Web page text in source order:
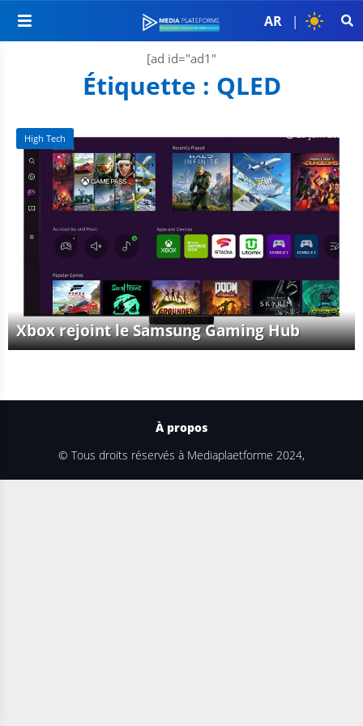
AR |
[ad id="ad1"
Étiquette : QLED
High Tech
Xbox rejoint le Samsung Gaming Hub
29 juin 2022
© Tous droits réservés à Mediaplaetforme 2024,
À propos